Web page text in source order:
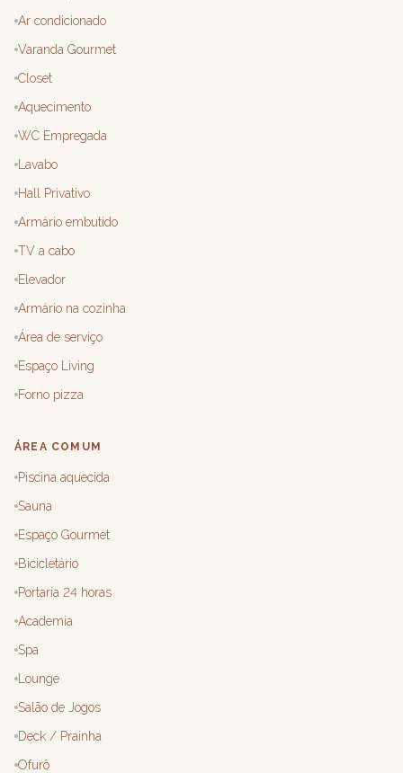
Ar condicionado
Varanda Gourmet
Closet
Aquecimento
WC Empregada
Lavabo
Hall Privativo
Armário embutido
TV a cabo
Elevador
Armário na cozinha
Área de serviço
Espaço Living
Forno pizza
ÁREA COMUM
Piscina aquecida
Sauna
Espaço Gourmet
Bicicletário
Portaria 24 horas
Academia
Spa
Lounge
Salão de Jogos
Deck / Prainha
Ofurô